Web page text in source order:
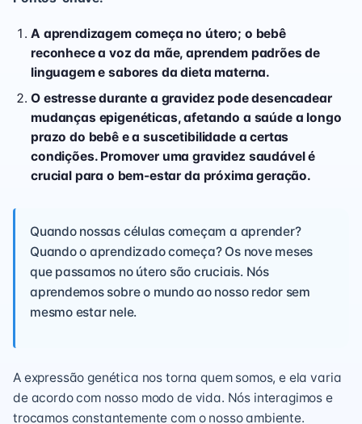
A aprendizagem começa no útero; o bebê
reconhece a voz da mãe, aprendem padrões de
linguagem e sabores da dieta materna.
O estresse durante a gravidez pode desencadear
mudanças epigenéticas, afetando a saúde a longo
prazo do bebê e a suscetibilidade a certas
condições. Promover uma gravidez saudável é
crucial para o bem-estar da próxima geração.
Quando nossas células começam a aprender?
Quando o aprendizado começa? Os nove meses
que passamos no útero são cruciais. Nós
aprendemos sobre o mundo ao nosso redor sem
mesmo estar nele.
A expressão genética nos torna quem somos, e ela varia
de acordo com nosso modo de vida. Nós interagimos e
trocamos constantemente com o nosso ambiente.